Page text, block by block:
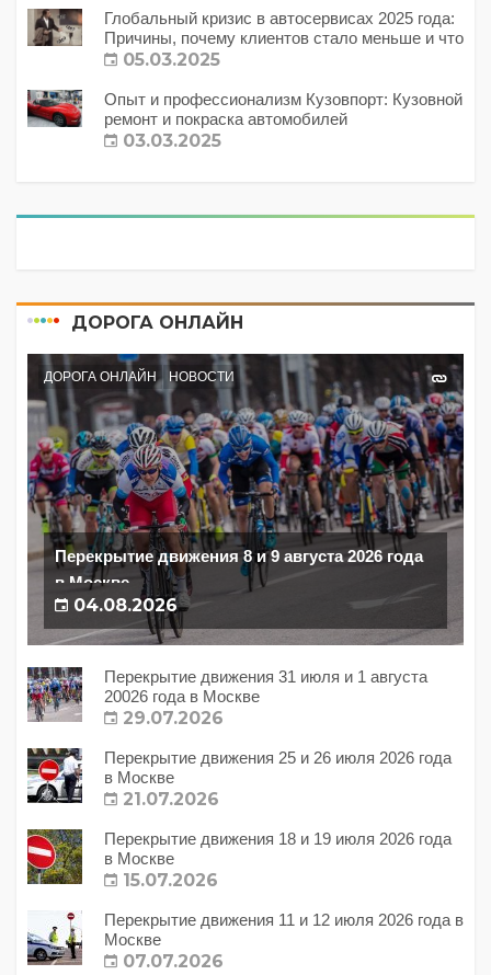
Глобальный кризис в автосервисах 2025 года:
Причины, почему клиентов стало меньше и что
с этим делать?
05.03.2025
Опыт и профессионализм Кузовпорт: Кузовной
ремонт и покраска автомобилей
03.03.2025
ДОРОГА ОНЛАЙН
ДОРОГА ОНЛАЙН НОВОСТИ
Перекрытие движения 8 и 9 августа 2026 года
в Москве
04.08.2026
Перекрытие движения 31 июля и 1 августа
20026 года в Москве
29.07.2026
Перекрытие движения 25 и 26 июля 2026 года
в Москве
21.07.2026
Перекрытие движения 18 и 19 июля 2026 года
в Москве
15.07.2026
Перекрытие движения 11 и 12 июля 2026 года в
Москве
07.07.2026